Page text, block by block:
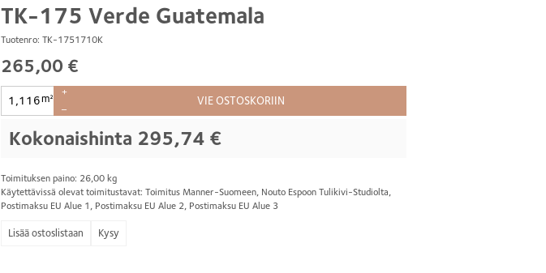
TK-175 Verde Guatemala
Tuotenro: TK-1751710K
265,00 €
Kokonaishinta 295,74 €
Toimituksen paino: 26,00 kg
m²
+
–
VIE OSTOSKORIIN
Käytettävissä olevat toimitustavat: Toimitus Manner-Suomeen, Nouto Espoon Tulikivi-Studiolta,
Postimaksu EU Alue 1, Postimaksu EU Alue 2, Postimaksu EU Alue 3
Kysy